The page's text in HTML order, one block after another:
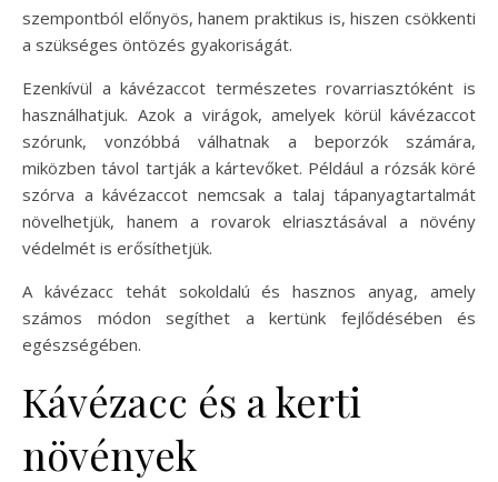
szempontból előnyös, hanem praktikus is, hiszen csökkenti
a szükséges öntözés gyakoriságát.
Ezenkívül a kávézaccot természetes rovarriasztóként is
használhatjuk. Azok a virágok, amelyek körül kávézaccot
szórunk, vonzóbbá válhatnak a beporzók számára,
miközben távol tartják a kártevőket. Például a rózsák köré
szórva a kávézaccot nemcsak a talaj tápanyagtartalmát
növelhetjük, hanem a rovarok elriasztásával a növény
védelmét is erősíthetjük.
A kávézacc tehát sokoldalú és hasznos anyag, amely
számos módon segíthet a kertünk fejlődésében és
egészségében.
Kávézacc és a kerti
növények